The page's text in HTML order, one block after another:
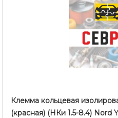
Клемма кольцевая
(красная) (НКи 1.5-8.4) Nord